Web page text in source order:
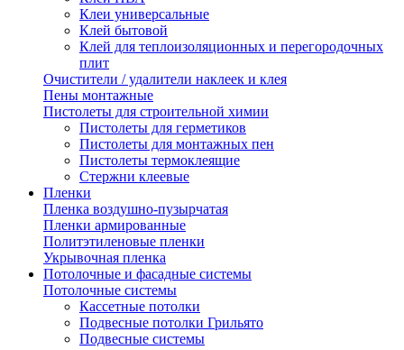
Клеи универсальные
Клей бытовой
Клей для теплоизоляционных и перегородочных
плит
Очистители / удалители наклеек и клея
Пены монтажные
Пистолеты для строительной химии
Пистолеты для герметиков
Пистолеты для монтажных пен
Пистолеты термоклеящие
Стержни клеевые
Пленки
Пленка воздушно-пузырчатая
Пленки армированные
Политэтиленовые пленки
Укрывочная пленка
Потолочные и фасадные системы
Потолочные системы
Кассетные потолки
Подвесные потолки Грильято
Подвесные системы